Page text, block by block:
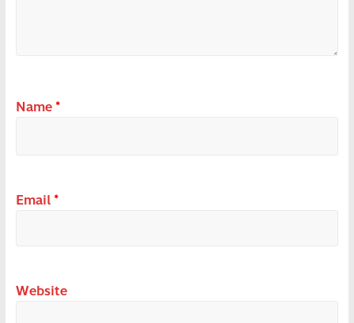
Name *
Email *
Website